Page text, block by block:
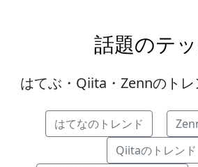
話題のテ
はてぶ・Qiita・Zennのト
はてなのトレンド
Qiitaのトレンド